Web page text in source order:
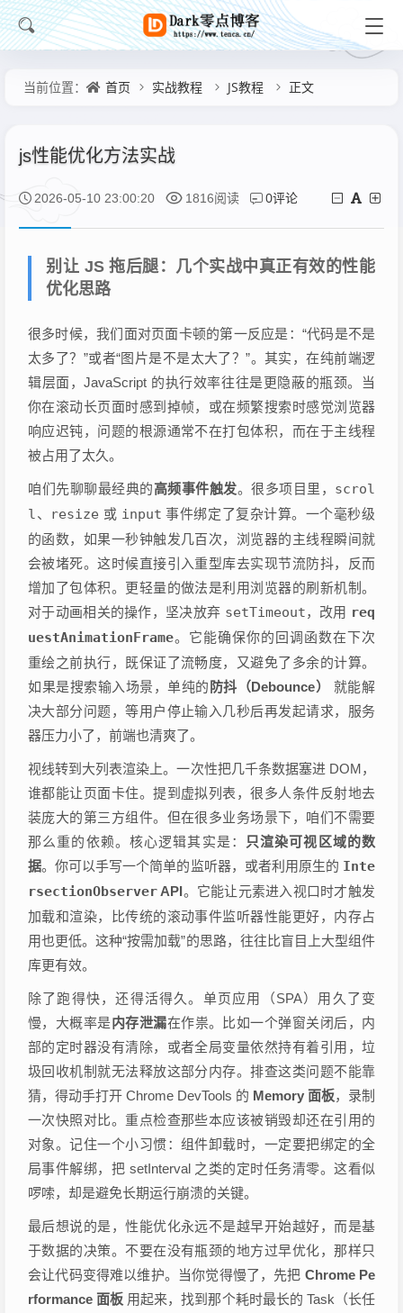
当前位置： 首页 实战教程 JS教程 正文
js性能优化方法实战
2026-05-10 23:00:20 1816阅读 0评论
别让 JS 拖后腿：几个实战中真正有效的性能
优化思路
很多时候，我们面对页面卡顿的第一反应是：“代码是不是
太多了？”或者“图片是不是太大了？”。其实，在纯前端逻
辑层面，JavaScript 的执行效率往往是更隐蔽的瓶颈。当
你在滚动长页面时感到掉帧，或在频繁搜索时感觉浏览器
响应迟钝，问题的根源通常不在打包体积，而在于主线程
被占用了太久。
咱们先聊聊最经典的高频事件触发。很多项目里， scrol
l、 resize 或 input 事件绑定了复杂计算。一个毫秒级
的函数，如果一秒钟触发几百次，浏览器的主线程瞬间就
会被堵死。这时候直接引入重型库去实现节流防抖，反而
增加了包体积。更轻量的做法是利用浏览器的刷新机制。
对于动画相关的操作，坚决放弃 setTimeout，改用 req
uestAnimationFrame。它能确保你的回调函数在下次
重绘之前执行，既保证了流畅度，又避免了多余的计算。
如果是搜索输入场景，单纯的 防抖（Debounce）
就能解
决大部分问题，等用户停止输入几秒后再发起请求，服务
器压力小了，前端也清爽了。
视线转到大列表渲染上。一次性把几千条数据塞进 DOM，
谁都能让页面卡住。提到虚拟列表，很多人条件反射地去
装庞大的第三方组件。但在很多业务场景下，咱们不需要
那么重的依赖。核心逻辑其实是：
只渲染可视区域的数
据。你可以手写一个简单的监听器，或者利用原生的 Inte
rsectionObserver API。它能让元素进入视口时才触发
加载和渲染，比传统的滚动事件监听器性能更好，内存占
用也更低。这种“按需加载”的思路，往往比盲目上大型组件
库更有效。
除了跑得快，还得活得久。单页应用（SPA）用久了变
慢，大概率是内存泄漏在作祟。比如一个弹窗关闭后，内
部的定时器没有清除，或者全局变量依然持有着引用，垃
圾回收机制就无法释放这部分内存。排查这类问题不能靠
猜，得动手打开 Chrome DevTools 的 Memory 面板，录制
一次快照对比。重点检查那些本应该被销毁却还在引用的
对象。记住一个小习惯：组件卸载时，一定要把绑定的全
局事件解绑，把 setInterval 之类的定时任务清零。这看似
啰嗦，却是避免长期运行崩溃的关键。
最后想说的是，性能优化永远不是越早开始越好，而是基
于数据的决策。不要在没有瓶颈的地方过早优化，那样只
会让代码变得难以维护。当你觉得慢了，先把 Chrome Pe
rformance 面板 用起来，找到那个耗时最长的 Task（长任